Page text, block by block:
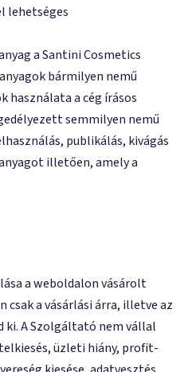
lehetséges
a Santini Cosmetics
bármilyen nemű
használata a cég írásos
semmilyen nemű
publikálás, kivágás
illetően, amely a
a weboldalon vásárolt
a vásárlási árra, illetve az
A Szolgáltató nem vállal
üzleti hiány, profit-